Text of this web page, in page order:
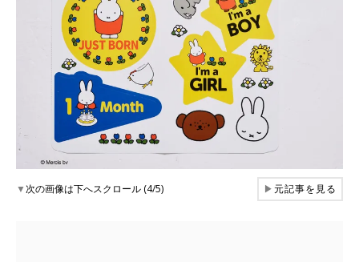
▼次の画像は下へスクロール (4/5) ▶元記事を見る